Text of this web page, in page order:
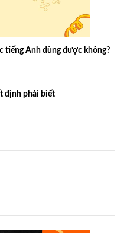
tiếng Anh dùng được không?
định phải biết